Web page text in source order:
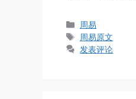
分
类
周易
标
签
周易原文
发表评论